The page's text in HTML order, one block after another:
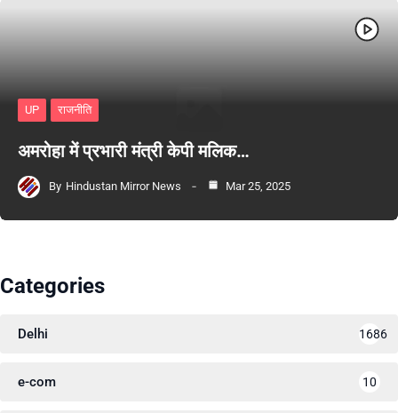
UP राजनीति
अमरोहा में प्रभारी मंत्री केपी मलिक…
By Hindustan Mirror News Mar 25, 2025
Categories
Delhi 1686
e-com 10